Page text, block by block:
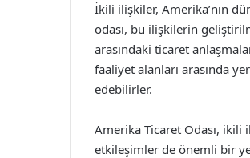
İkili ilişkiler, Amerika’nın
odası, bu ilişkilerin
arasındaki ticaret
faaliyet alanları arasında
edebilirler.
Amerika Ticaret Odası, ikili
etkileşimler de önemli bir